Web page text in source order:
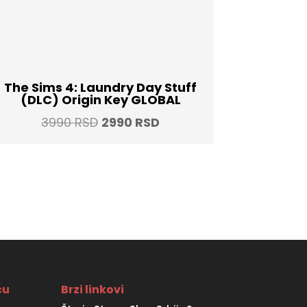
The Sims 4: Laundry Day Stuff
(DLC) Origin Key GLOBAL
3990RSD Original
2990 RSD
Brzi linkovi